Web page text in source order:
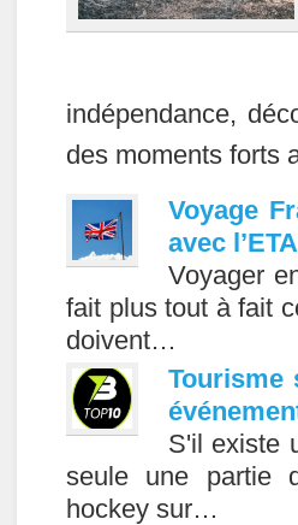
indépendance,
des moments forts
Voyage
avec l’ETA
Voyager
fait plus tout à fait
doivent…
Tourisme
S'il existe
seule une partie
hockey sur…